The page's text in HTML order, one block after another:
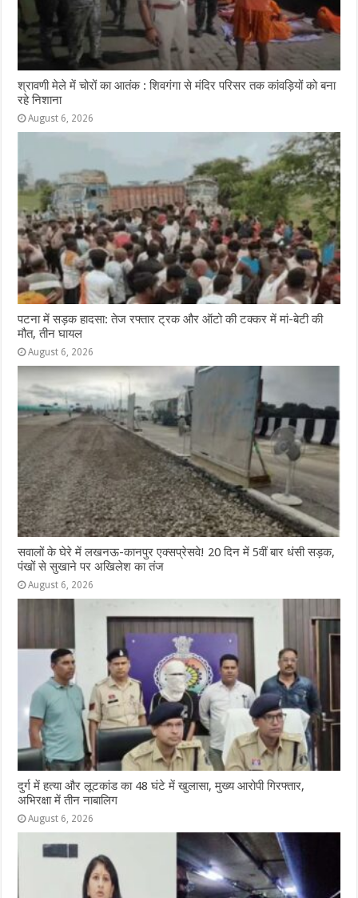
श्रावणी मेले में चोरों का आतंक : शिवगंगा से मंदिर परिसर तक कांवड़ियों को बना
रहे निशाना
August 6, 2026
पटना में सड़क हादसा: तेज रफ्तार ट्रक और ऑटो की टक्कर में मां-बेटी की
मौत, तीन घायल
August 6, 2026
सवालों के घेरे में लखनऊ-कानपुर एक्सप्रेसवे! 20 दिन में 5वीं बार धंसी सड़क,
पंखों से सुखाने पर अखिलेश का तंज
August 6, 2026
दुर्ग में हत्या और लूटकांड का 48 घंटे में खुलासा, मुख्य आरोपी गिरफ्तार,
अभिरक्षा में तीन नाबालिग
August 6, 2026